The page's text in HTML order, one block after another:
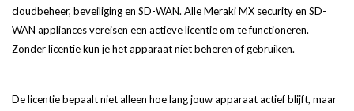
cloudbeheer, beveiliging en SD-WAN. Alle Meraki MX security en SD-
WAN appliances vereisen een actieve licentie om te functioneren.
Zonder licentie kun je het apparaat niet beheren of gebruiken.
De licentie bepaalt niet alleen hoe lang jouw apparaat actief blijft, maar